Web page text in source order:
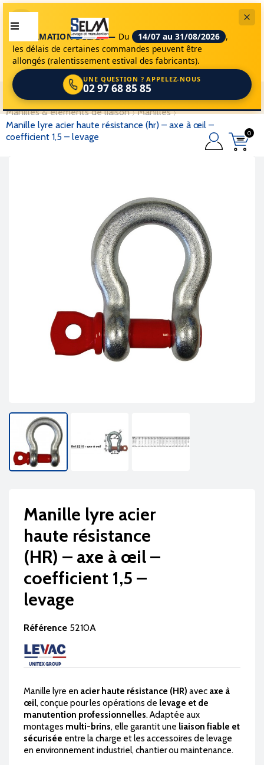
INFORMATION DÉLAIS — Du 14/07 au 31/08/2026 ,
les délais de certaines commandes peuvent être
allongés (ralentissement estival des fabricants).
UNE QUESTION ? APPELEZ-NOUS
02 97 68 85 85
0
selm accessoires de levage
accessoires
manilles & éléments de liaison
manilles
manille lyre acier haute résistance (hr) – axe à œil –
coefficient 1,5 – levage
Manille lyre acier
haute résistance
(HR) – axe à œil –
coefficient 1,5 –
levage
Référence 5210A
Manille lyre en acier haute résistance (HR) avec axe à
œil, conçue pour les opérations de levage et de
manutention professionnelles. Adaptée aux
montages multi-brins, elle garantit une liaison fiable et
sécurisée entre la charge et les accessoires de levage
en environnement industriel, chantier ou maintenance.